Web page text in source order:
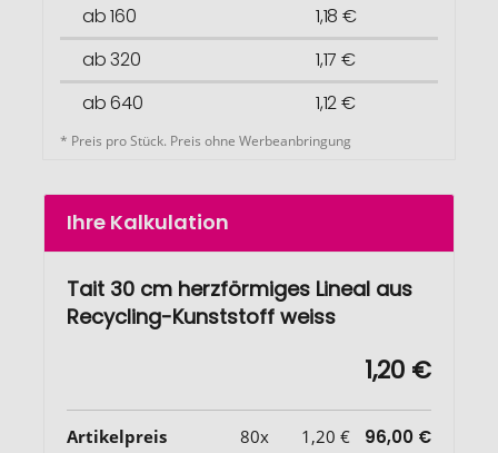
ab 160
1,18 €
ab 320
1,17 €
ab 640
1,12 €
* Preis pro Stück. Preis ohne Werbeanbringung
Ihre Kalkulation
Tait 30 cm herzförmiges Lineal aus
Recycling-Kunststoff weiss
1,20 €
Artikelpreis 80x 1,20 € 96,00 €